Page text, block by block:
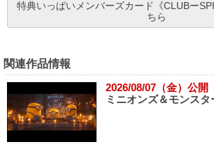
特典いっぱいメンバーズカード《CLUBー
ちら
関連作品情報
2026/08/07（金）公開
ミニオンズ＆モンスタ